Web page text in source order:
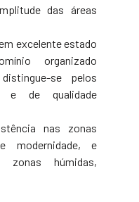
das áreas
excelente estado
organizado
se pelos
e de qualidade
nas zonas
modernidade, e
zonas húmidas,